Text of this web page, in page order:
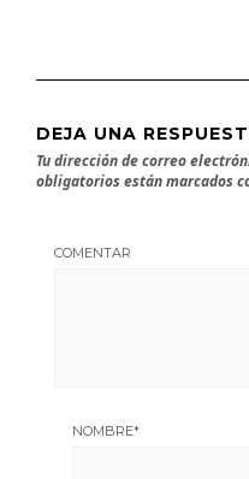
DEJA UNA
Tu dirección de correo
obligatorios están marcados
COMENTAR
NOMBRE*